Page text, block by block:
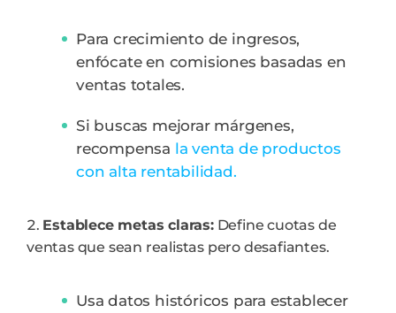
Para crecimiento de ingresos,
enfócate en comisiones basadas en
ventas totales.
Si buscas mejorar márgenes,
recompensa la venta de productos
con alta rentabilidad.
Establece metas claras:Define cuotas de
ventas que sean realistas pero desafiantes.
Usa datos históricos para establecer